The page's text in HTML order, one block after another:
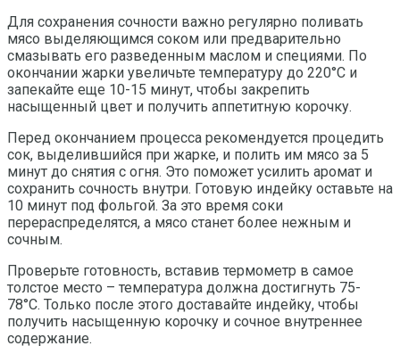
Для сохранения сочности важно регулярно поливать
мясо выделяющимся соком или предварительно
смазывать его разведенным маслом и специями. По
окончании жарки увеличьте температуру до 220°C и
запекайте еще 10-15 минут, чтобы закрепить
насыщенный цвет и получить аппетитную корочку.
Перед окончанием процесса рекомендуется процедить
сок, выделившийся при жарке, и полить им мясо за 5
минут до снятия с огня. Это поможет усилить аромат и
сохранить сочность внутри. Готовую индейку оставьте на
10 минут под фольгой. За это время соки
перераспределятся, а мясо станет более нежным и
сочным.
Проверьте готовность, вставив термометр в самое
толстое место – температура должна достигнуть 75-
78°C. Только после этого доставайте индейку, чтобы
получить насыщенную корочку и сочное внутреннее
содержание.